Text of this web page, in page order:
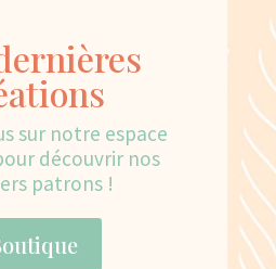
sur notre espace
découvrir nos
patrons !